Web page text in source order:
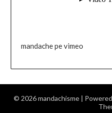
mandache pe vimeo
© 2026 mandachisme |